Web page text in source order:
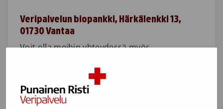
Veripalvelun biopankki, Härkälenkki 13,
01730 Vantaa
Voit olla meihin yhteydessä myös
biopankki@veripalvelu.fi